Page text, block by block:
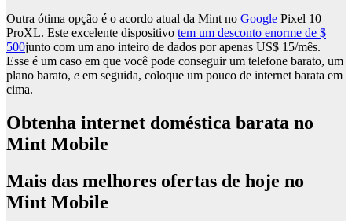
Outra ótima opção é o acordo atual da Mint no Google Pixel 10
ProXL. Este excelente dispositivo tem um desconto enorme de $
500junto com um ano inteiro de dados por apenas US$ 15/mês.
Esse é um caso em que você pode conseguir um telefone barato, um
plano barato, e em seguida, coloque um pouco de internet barata em
cima.
Obtenha internet doméstica barata no
Mint Mobile
Mais das melhores ofertas de hoje no
Mint Mobile